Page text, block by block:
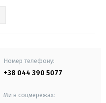
Номер телефону:
+38 044 390 5077
Ми в соцмережах: